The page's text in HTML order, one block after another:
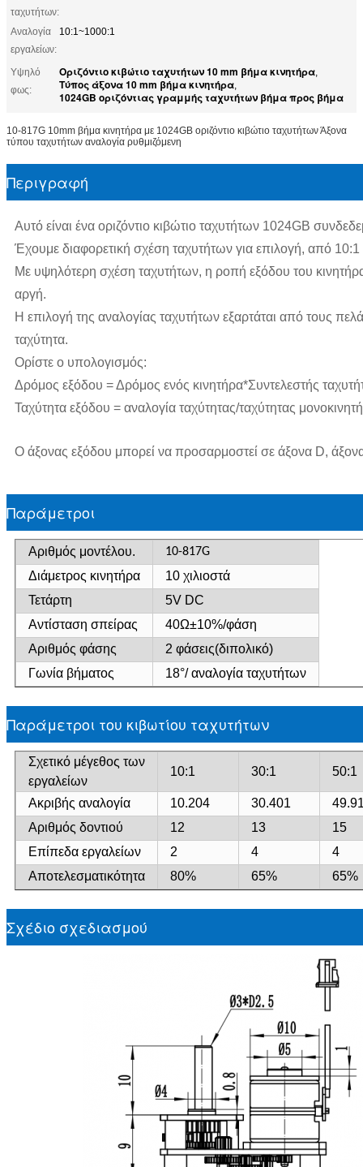
ταχυτήτων:
Αναλογία
εργαλείων:
10:1~1000:1
Υψηλό
φως:
Οριζόντιο κιβώτιο ταχυτήτων 10 mm βήμα κινητήρα,
Τύπος άξονα 10 mm βήμα κινητήρα,
1024GB οριζόντιας γραμμής ταχυτήτων βήμα προς βήμα
10-817G 10mm βήμα κινητήρα με 1024GB οριζόντιο κιβώτιο ταχυτήτων Άξονα
τύπου ταχυτήτων αναλογία ρυθμιζόμενη
Περιγραφή
Αυτό είναι ένα οριζόντιο κιβώτιο ταχυτήτων 1024GB
Έχουμε διαφορετική σχέση ταχυτήτων για επιλογή, από
Με υψηλότερη σχέση ταχυτήτων, η ροπή εξόδου του
αργή.
Η επιλογή της αναλογίας ταχυτήτων εξαρτάται από τους
ταχύτητα.
Ορίστε ο υπολογισμός:
Δρόμος εξόδου = Δρόμος ενός κινητήρα*Συντελεστής
Ταχύτητα εξόδου = αναλογία ταχύτητας/ταχύτητας
Ο άξονας εξόδου μπορεί να προσαρμοστεί σε άξονα D,
Παράμετροι
Αριθμός μοντέλου. 10-817G
Διάμετρος κινητήρα
10 χιλιοστά
Τετάρτη
5V DC
Αντίσταση σπείρας
40Ω±10%/φάση
Αριθμός φάσης
2 φάσεις(διπολικό)
Γωνία βήματος
18°/ αναλογία ταχυτήτων
Παράμετροι του κιβωτίου ταχυτήτων
Σχετικό μέγεθος των
εργαλείων
10:1 30:1 50:1
Ακριβής αναλογία 10.204 30.401
Αριθμός δοντιού
12 13
15
Επίπεδα εργαλείων
2 4
4
Αποτελεσματικότητα
80% 65% 65%
Σχέδιο σχεδιασμού